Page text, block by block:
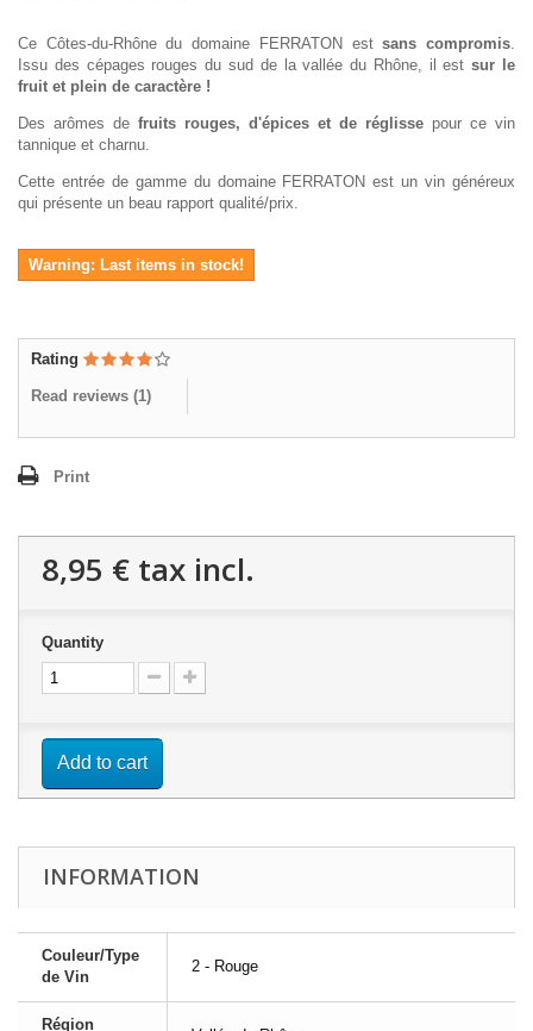
Ce Côtes-du-Rhône du domaine FERRATON estsans compromis
Issu des cépages rouges du sud de la vallée du Rhône, il estsur le
fruit et plein de caractère !
Des arômes de fruits rouges, d'épices et de réglisse pour ce vin
tannique et charnu.
Cette entrée de gamme du domaine FERRATON est un vin généreux
qui présente un beau rapport qualité/prix.
Warning: Last items in stock!
Rating
Read reviews (1)
Print
8,95 € tax incl.
Quantity
Add to cart
INFORMATION
Couleur/Type
de Vin
2 - Rouge
Région